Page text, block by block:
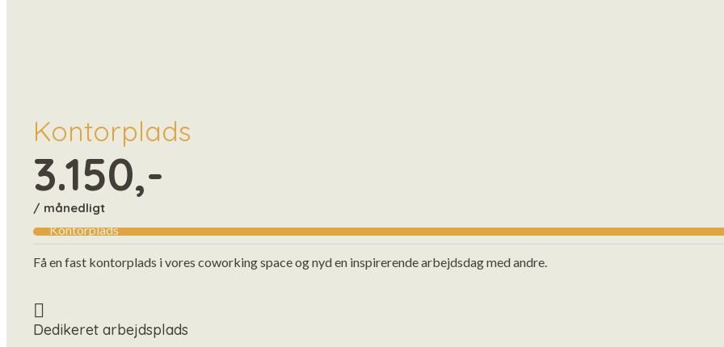
Kontorplads
3.150,-
/ månedligt
Kontorplads
Få en fast kontorplads i vores coworking space og nyd en inspirerende arbejdsdag med andre.
Dedikeret arbejdsplads